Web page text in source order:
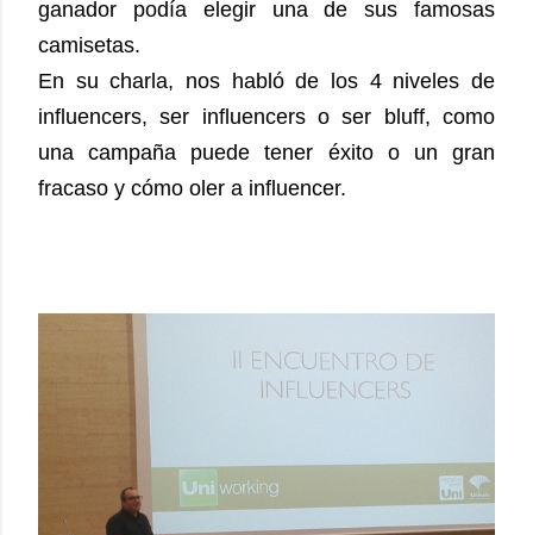
ganador podía elegir una de sus famosas
camisetas.
En su charla, nos habló de los 4 niveles de
influencers, ser influencers o ser bluff, como
una campaña puede tener éxito o un gran
fracaso y cómo oler a influencer.